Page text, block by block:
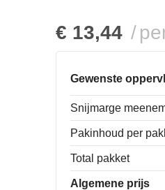
€ 13,44
Gewenste
Snijmarge
Pakinhoud per
Total pakket
Algemene prijs